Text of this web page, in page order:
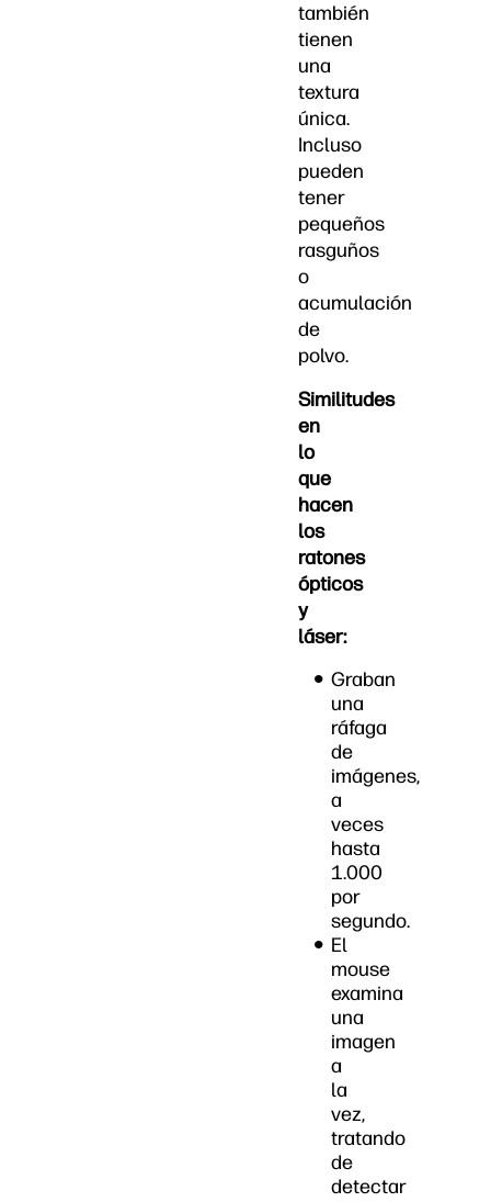
también
tienen
una
textura
única.
Incluso
pueden
tener
pequeños
rasguños
o
acumulación
de
polvo.
Similitudes
en
lo
que
hacen
los
ratones
ópticos
y
láser:
Graban
una
ráfaga
de
imágenes,
a
veces
hasta
1.000
por
segundo.
El
mouse
examina
una
imagen
a
la
vez,
tratando
de
detectar